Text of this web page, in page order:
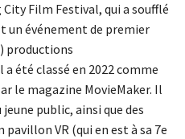
Film Festival, qui a soufflé
un événement de premier
productions
été classé en 2022 comme
le magazine MovieMaker. Il
public, ainsi que des
VR (qui en est à sa 7e